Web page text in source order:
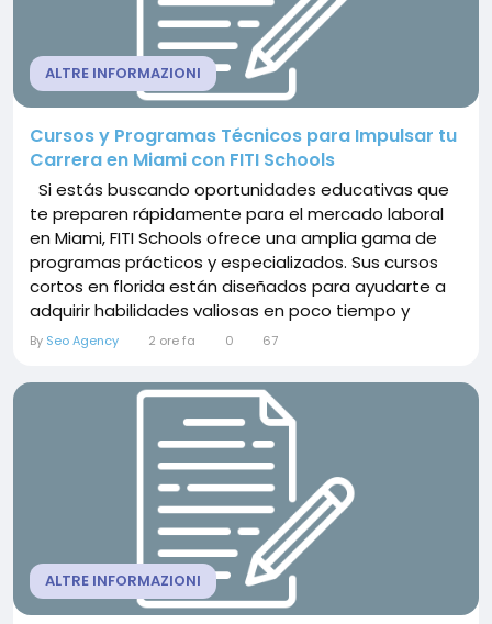
ALTRE INFORMAZIONI
Cursos y Programas Técnicos para Impulsar tu
Carrera en Miami con FITI Schools
Si estás buscando oportunidades educativas que
te preparen rápidamente para el mercado laboral
en Miami, FITI Schools ofrece una amplia gama de
programas prácticos y especializados. Sus cursos
cortos en florida están diseñados para ayudarte a
adquirir habilidades valiosas en poco tiempo y
abrirte puertas en diferentes sectores. Carreras
desarrollarse en el área administrativa, FITI Schools...
By Seo Agency 2 ore fa 0 67
ALTRE INFORMAZIONI